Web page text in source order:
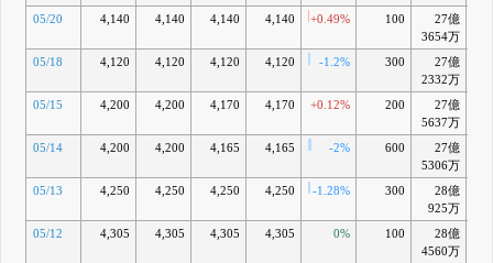
05/20 4,140 4,140 4,140 4,140 +0.49% 100
27億
3654万
05/18 4,120 4,120 4,120 4,120 -1.2% 300
27億
2332万
05/15 4,200 4,200 4,170 4,170 +0.12% 200
27億
5637万
05/14 4,200 4,200 4,165 4,165 -2% 600
27億
5306万
05/13 4,250 4,250 4,250 4,250 -1.28% 300
28億
925万
05/12 4,305 4,305 4,305 4,305 0% 100
28億
4560万